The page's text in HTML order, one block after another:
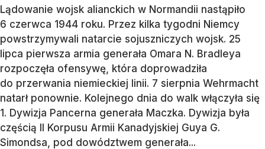
Lądowanie wojsk alianckich w Normandii nastąpiło
6 czerwca 1944 roku. Przez kilka tygodni Niemcy
powstrzymywali natarcie sojuszniczych wojsk. 25
lipca pierwsza armia generała Omara N. Bradleya
rozpoczęła ofensywę, która doprowadziła
do przerwania niemieckiej linii. 7 sierpnia Wehrmacht
natarł ponownie. Kolejnego dnia do walk włączyła się
1. Dywizja Pancerna generała Maczka. Dywizja była
częścią II Korpusu Armii Kanadyjskiej Guya G.
Simondsa, pod dowództwem generała...